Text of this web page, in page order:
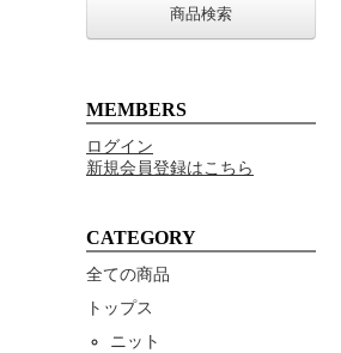
商品検索
MEMBERS
ログイン
新規会員登録はこちら
CATEGORY
全ての商品
トップス
ニット